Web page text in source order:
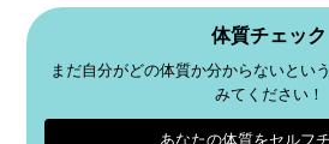
体質チェック
まだ自分がどの体質か分からないとい
みてください！
あなたの体質をセルフ